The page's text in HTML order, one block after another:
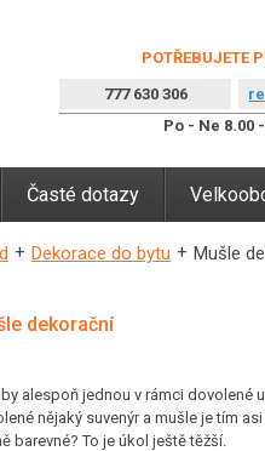
POTŘEBUJETE
777 630 306
Po - Ne 8.00
Časté dotazy
Dekorace do bytu Mušle
dekorační
alespoň jednou v rámci dovolené
nějaký suvenýr a mušle je tím
barevné? To je úkol ještě těžší.